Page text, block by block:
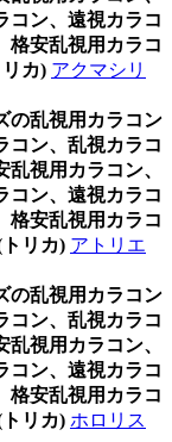
コン、遠視カラコ
格安乱視用カラコ
カ) アクマシリ
の乱視用カラコン
コン、乱視カラコ
視用カラコン、
コン、遠視カラコ
格安乱視用カラコ
リカ) アトリエ
の乱視用カラコン
コン、乱視カラコ
視用カラコン、
コン、遠視カラコ
格安乱視用カラコ
リカ) ホロリス